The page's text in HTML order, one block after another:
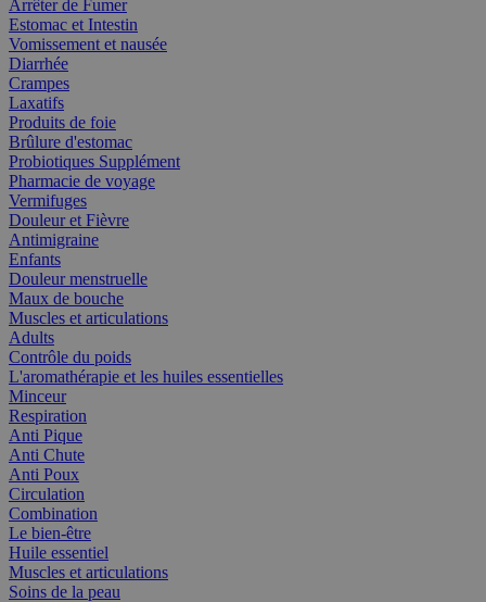
Arrêter de Fumer
Estomac et Intestin
Vomissement et nausée
Diarrhée
Crampes
Laxatifs
Produits de foie
Brûlure d'estomac
Probiotiques Supplément
Pharmacie de voyage
Vermifuges
Douleur et Fièvre
Antimigraine
Enfants
Douleur menstruelle
Maux de bouche
Muscles et articulations
Adults
Contrôle du poids
L'aromathérapie et les huiles essentielles
Minceur
Respiration
Anti Pique
Anti Chute
Anti Poux
Circulation
Combination
Le bien-être
Huile essentiel
Muscles et articulations
Soins de la peau